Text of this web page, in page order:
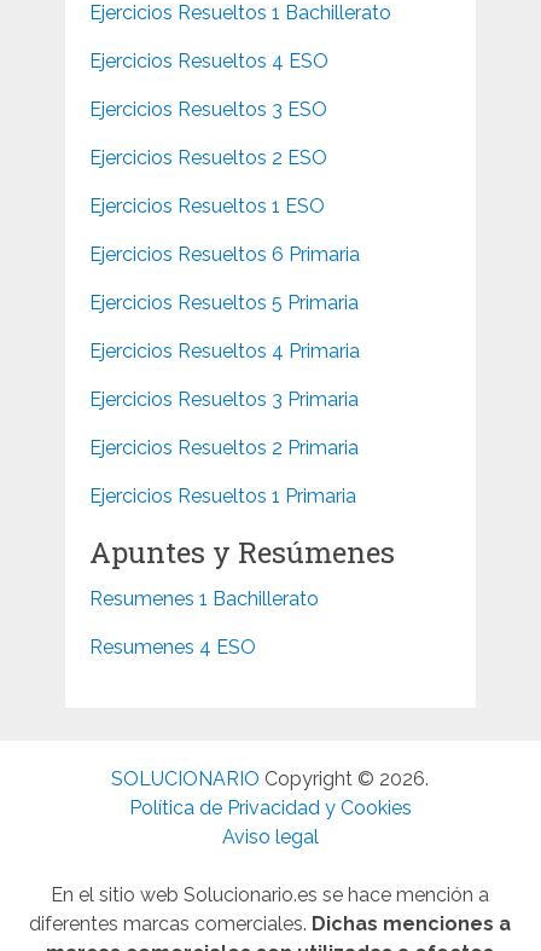
Ejercicios Resueltos 1 Bachillerato
Ejercicios Resueltos 4 ESO
Ejercicios Resueltos 3 ESO
Ejercicios Resueltos 2 ESO
Ejercicios Resueltos 1 ESO
Ejercicios Resueltos 6 Primaria
Ejercicios Resueltos 5 Primaria
Ejercicios Resueltos 4 Primaria
Ejercicios Resueltos 3 Primaria
Ejercicios Resueltos 2 Primaria
Ejercicios Resueltos 1 Primaria
Apuntes y Resúmenes
Resumenes 1 Bachillerato
Resumenes 4 ESO
SOLUCIONARIO Copyright © 2026.
Política de Privacidad y Cookies
Aviso legal
En el sitio web Solucionario.es se hace mención a
diferentes marcas comerciales. Dichas menciones a